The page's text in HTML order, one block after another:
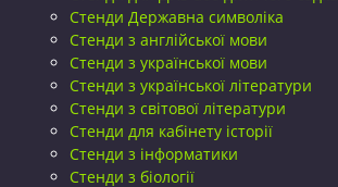
Стенди Державна символіка
Стенди з англійської мови
Стенди з української мови
Стенди з української літератури
Стенди з світової літератури
Стенди для кабінету історії
Стенди з інформатики
Стенди з біології